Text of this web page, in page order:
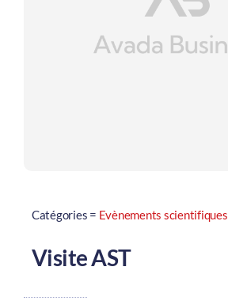
Catégories = Evènements scientifiques
Visite AST